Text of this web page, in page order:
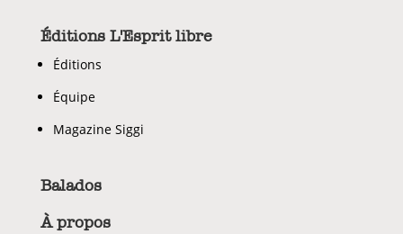
Éditions L'Esprit libre
Éditions
Équipe
Magazine Siggi
Balados
À propos